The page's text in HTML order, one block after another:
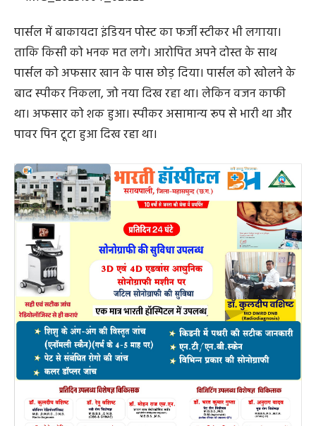
पार्सल में बाकायदा इंडियन पोस्ट का फर्जी स्टीकर भी लगाया।
ताकि किसी को भनक मत लगे। आरोपित अपने दोस्त के साथ
पार्सल को अफसार खान के पास छोड़ दिया। पार्सल को खोलने के
बाद स्पीकर निकला, जो नया दिख रहा था। लेकिन वजन काफी
था। अफसार को शक हुआ। स्पीकर असामान्य रूप से भारी था और
पावर पिन टूटा हुआ दिख रहा था।